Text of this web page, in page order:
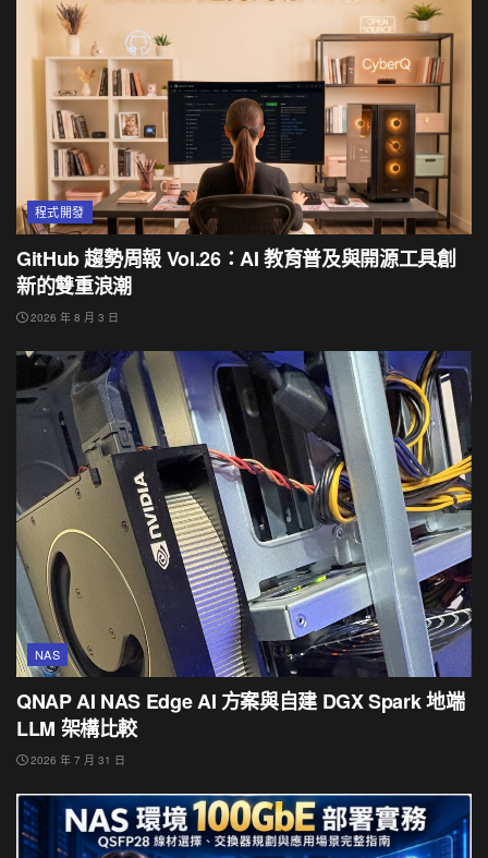
程式開發
GitHub 趨勢周報 Vol.26：AI 教育普及與開源工具創
新的雙重浪潮
2026 年 8 月 3 日
NAS
QNAP AI NAS Edge AI 方案與自建 DGX Spark 地端
LLM 架構比較
2026 年 7 月 31 日